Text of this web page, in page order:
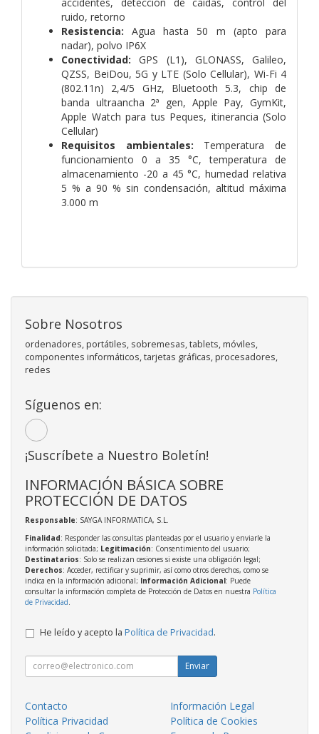
ruido, retorno
Resistencia: Agua hasta 50 m (apto para
nadar), polvo IP6X
Conectividad: GPS (L1), GLONASS, Galileo,
QZSS, BeiDou, 5G y LTE (Solo Cellular), Wi-Fi 4
(802.11n) 2,4/5 GHz, Bluetooth 5.3, chip de
banda ultraancha 2ª gen, Apple Pay, GymKit,
Apple Watch para tus Peques, itinerancia (Solo
Cellular)
Requisitos ambientales: Temperatura de
funcionamiento 0 a 35 °C, temperatura de
almacenamiento -20 a 45 °C, humedad relativa
5 % a 90 % sin condensación, altitud máxima
3.000 m
Sobre Nosotros
ordenadores, portátiles, sobremesas, tablets, móviles,
componentes informáticos, tarjetas gráficas, procesadores,
redes
Síguenos en:
¡Suscríbete a Nuestro Boletín!
INFORMACIÓN BÁSICA SOBRE
PROTECCIÓN DE DATOS
Responsable: SAYGA INFORMATICA, S.L.
Finalidad: Responder las consultas planteadas por el usuario y enviarle la
información solicitada; Legitimación: Consentimiento del usuario;
Destinatarios: Solo se realizan cesiones si existe una obligación legal;
Derechos: Acceder, rectificar y suprimir, así como otros derechos, como se
indica en la información adicional; Información Adicional: Puede
consultar la información completa de Protección de Datos en nuestra Política
de Privacidad
He leído y acepto la Política de Privacidad.
Enviar
Contacto
Información Legal
Política Privacidad
Política de Cookies